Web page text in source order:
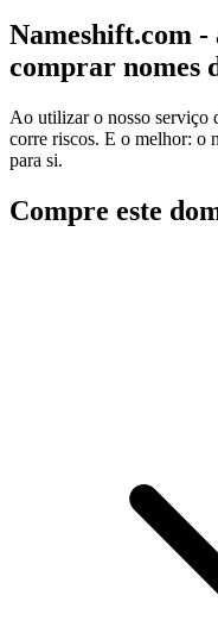
Nameshift.com -
comprar nomes
Ao utilizar o nosso serviço
corre riscos. E o melhor: o
para si.
Compre este